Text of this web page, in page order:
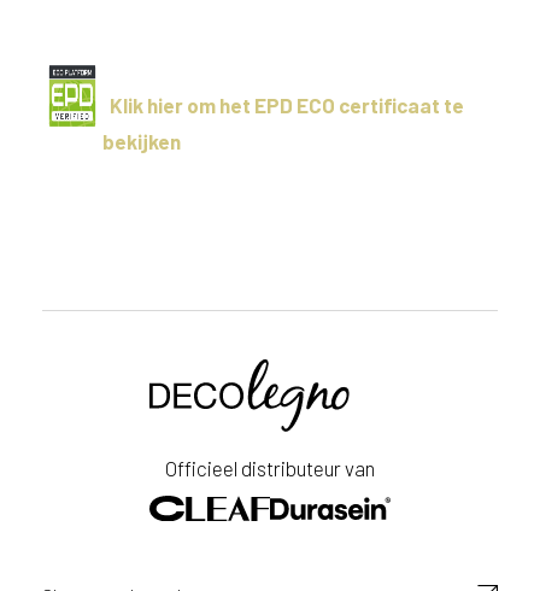
Klik hier om het EPD ECO certificaat te
bekijken
Officieel distributeur van